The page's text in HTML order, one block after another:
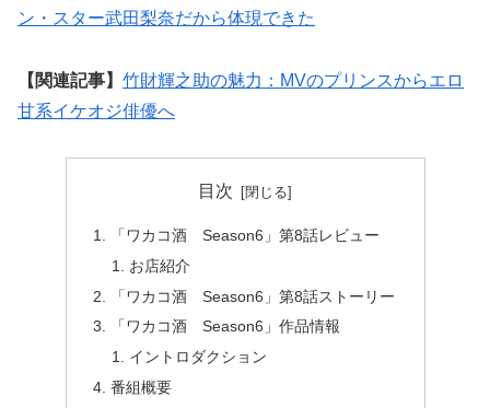
ン・スター武田梨奈だから体現できた
【関連記事】 竹財輝之助の魅力：MVのプリンスからエロ
甘系イケオジ俳優へ
目次
「ワカコ酒 Season6」第8話レビュー
お店紹介
「ワカコ酒 Season6」第8話ストーリー
「ワカコ酒 Season6」作品情報
イントロダクション
番組概要